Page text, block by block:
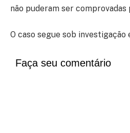
não puderam ser comprovadas
O caso segue sob investigação
Faça seu comentário